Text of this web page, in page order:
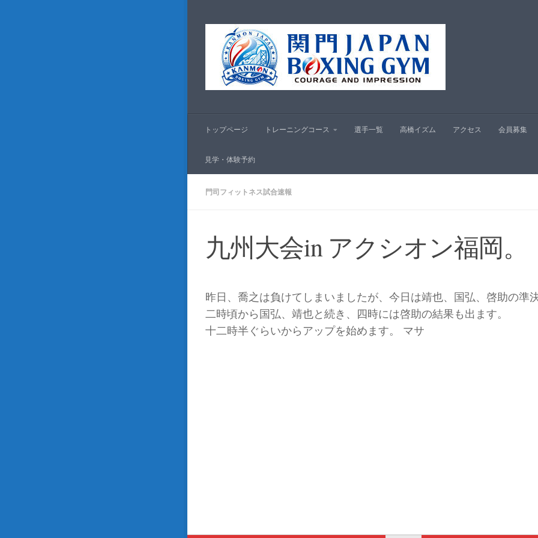
トップページ トレーニングコース 選手一覧 高橋イズム アクセス 会員募集
見学・体験予約
門司フィットネス試合速報
九州大会in アクシオン福岡。
昨日、喬之は負けてしまいましたが、今日は靖也、国弘、啓助の準決
二時頃から国弘、靖也と続き、四時には啓助の結果も出ます。
十二時半ぐらいからアップを始めます。 マサ